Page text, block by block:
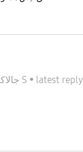
جالاكسى S • latest reply